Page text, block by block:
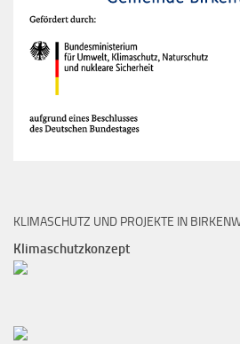
KLIMASCHUTZ UND PROJEKTE IN
Klimaschutzkonzept